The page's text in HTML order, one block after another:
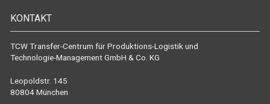
KONTAKT
TCW Transfer-Centrum für Produktions-Logistik und
Technologie-Management GmbH & Co. KG
Leopoldstr. 145
80804 München